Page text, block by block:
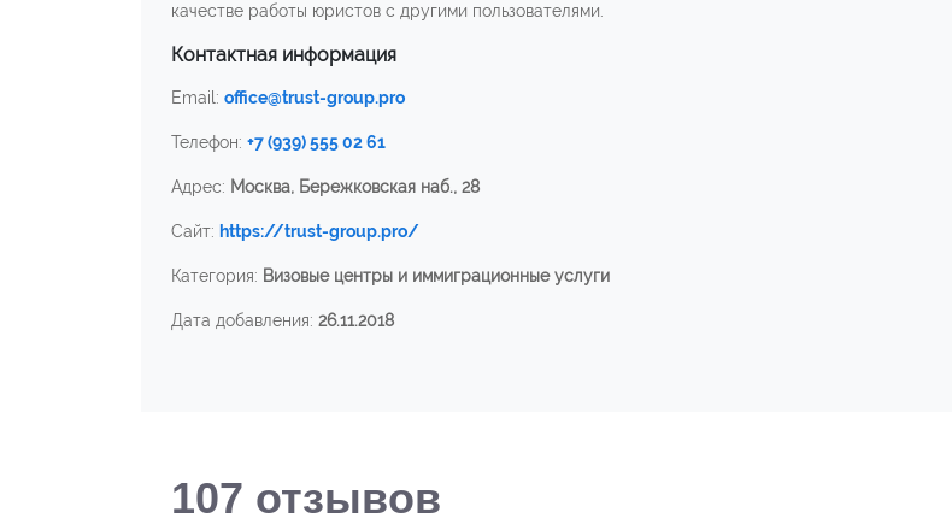
качестве работы юристов с другими пользователями.
Контактная информация
Email: office@trust-group.pro
Телефон: +7 (939) 555 02 61
Адрес: Москва, Бережковская наб., 28
Сайт: https://trust-group.pro/
Категория: Визовые центры и иммиграционные услуги
Дата добавления: 26.11.2018
107 отзывов